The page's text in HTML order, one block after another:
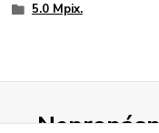
5.0 Mpix.